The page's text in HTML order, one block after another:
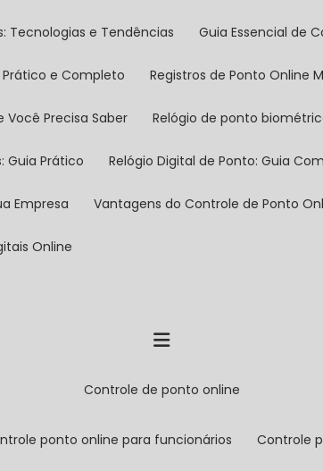
Tecnologias e Tendências Guia Essencial de
Prático e Completo Registros de Ponto Online
Você Precisa Saber Relógio de ponto
Guia Prático Relógio Digital de Ponto: Guia
Empresa Vantagens do Controle de Ponto
Online
controle de ponto online
ponto online para funcionários controle